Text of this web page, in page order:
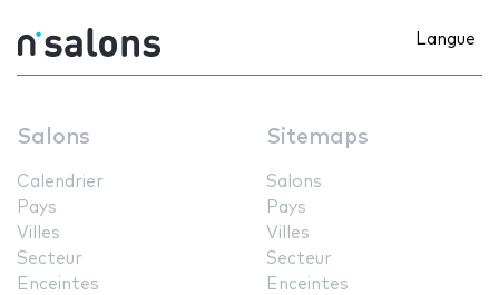
Langue
Salons
Calendrier
Pays
Villes
Secteur
Enceintes
Sitemaps
Salons
Pays
Villes
Secteur
Enceintes